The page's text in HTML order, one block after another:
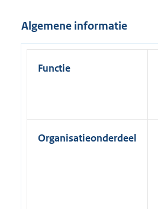
Algemene informatie
Functie
Organisatieonderdeel